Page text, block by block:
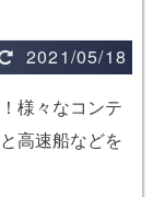
2021/05/18
様々なコンテ
高速船などを